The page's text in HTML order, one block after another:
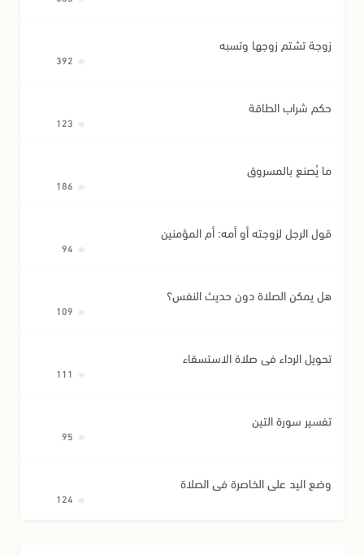
زوجة تشتم زوجها وتسبه
حكم شراب الطاقة
ما يُصنع بالمسروق
قول الرجل لزوجته أو أمه: أم المؤمنين
هل يمكن الصلاة دون حديث النفس؟
تحويل الرداء في صلاة الاستسقاء
تفسير سورة التين
وضع اليد على الخاصرة في الصلاة